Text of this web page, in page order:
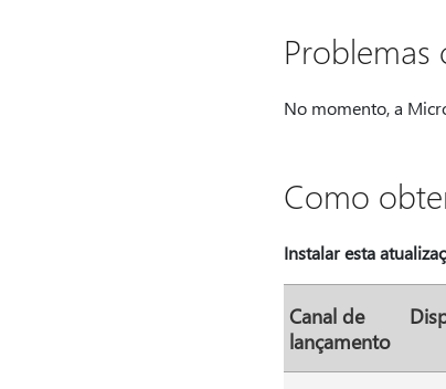
Problemas
No momento, a
Como
Instalar esta
Canal de
lançamento